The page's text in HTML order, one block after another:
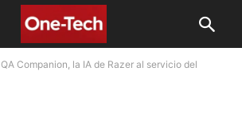
QA Companion, la IA de Razer al servicio del